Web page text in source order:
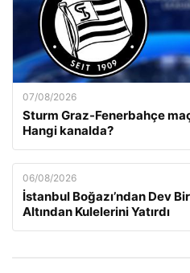
07/08/2026
Sturm Graz-Fenerbahçe
Hangi kanalda?
06/08/2026
İstanbul Boğazı’ndan Dev
Altından Kulelerini Yatırdı